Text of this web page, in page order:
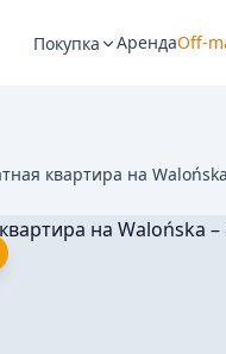
Покупка АрендаOff-
квартира на